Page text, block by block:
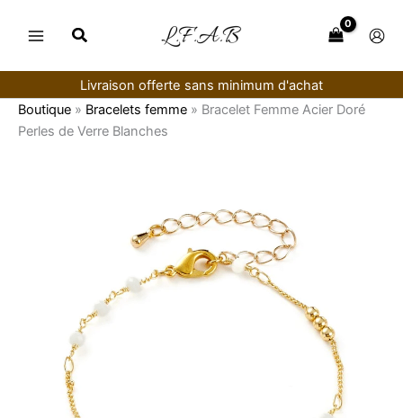
Livraison offerte sans minimum d'achat
Boutique » Bracelets femme » Bracelet Femme Acier Doré
Perles de Verre Blanches